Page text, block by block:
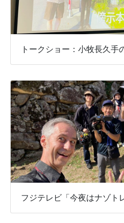
トークショー：小牧長久手
フジテレビ「今夜はナゾト